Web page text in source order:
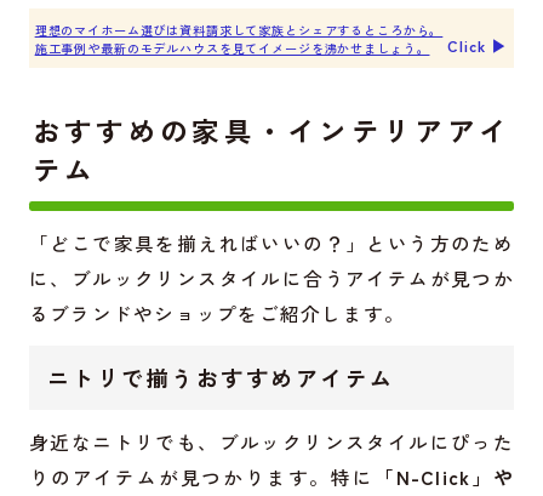
理想のマイホーム選びは資料請求して家族とシェアするところから。
施工事例や最新のモデルハウスを見てイメージを沸かせましょう。
Click ▶︎
おすすめの家具・インテリアアイ
テム
「どこで家具を揃えればいいの？」という方のため
に、ブルックリンスタイルに合うアイテムが見つか
るブランドやショップをご紹介します。
ニトリで揃うおすすめアイテム
身近なニトリでも、ブルックリンスタイルにぴった
りのアイテムが見つかります。特に
「N-Click」や